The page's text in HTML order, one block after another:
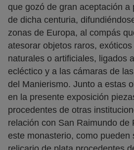
que gozó de gran aceptación a
de dicha centuria,
zonas de Europa, al compás
atesorar objetos raros,
naturales o artificiales, ligados
ecléctico y a las cámaras de
del Manierismo. Junto a estas
en la presente exposición
procedentes de otras
relación con San Raimundo de
este monasterio, como pueden